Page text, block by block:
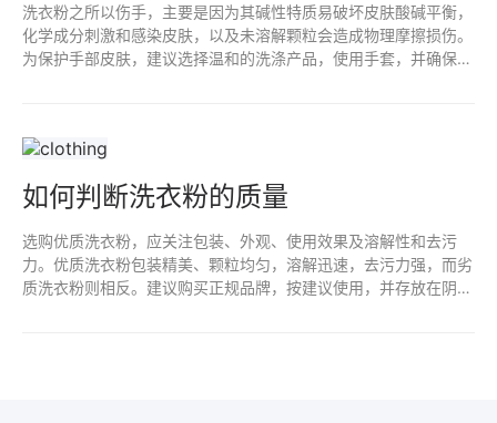
洗衣粉之所以伤手，主要是因为其碱性特质易破坏皮肤酸碱平衡，
化学成分刺激和感染皮肤，以及未溶解颗粒会造成物理摩擦损伤。
为保护手部皮肤，建议选择温和的洗涤产品，使用手套，并确保洗
如何判断洗衣粉的质量
选购优质洗衣粉，应关注包装、外观、使用效果及溶解性和去污
力。优质洗衣粉包装精美、颗粒均匀，溶解迅速，去污力强，而劣
质洗衣粉则相反。建议购买正规品牌，按建议使用，并存放在阴凉